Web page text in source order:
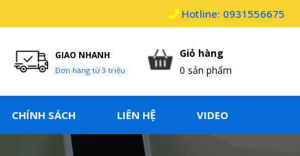
Hotline: 0931556675
GIAO NHANH
Đơn hàng từ 3 triệu
Giỏ hàng
0 sản phẩm
CHÍNH SÁCH LIÊN HỆ VIDEO